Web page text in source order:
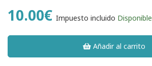
10.00€ Impuesto incluido Disponible
Añadir al carrito